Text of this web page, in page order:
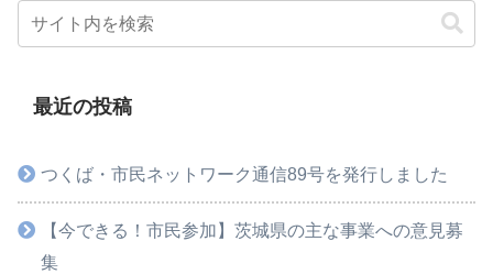
最近の投稿
つくば・市民ネットワーク通信89号を発行しました
【今できる！市民参加】茨城県の主な事業への意見募
集